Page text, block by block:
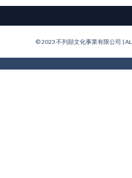
© 2023 不列顛文化事業有限公司 |